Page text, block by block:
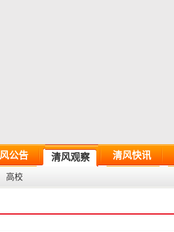
公告 清风观察 清风快讯
高校